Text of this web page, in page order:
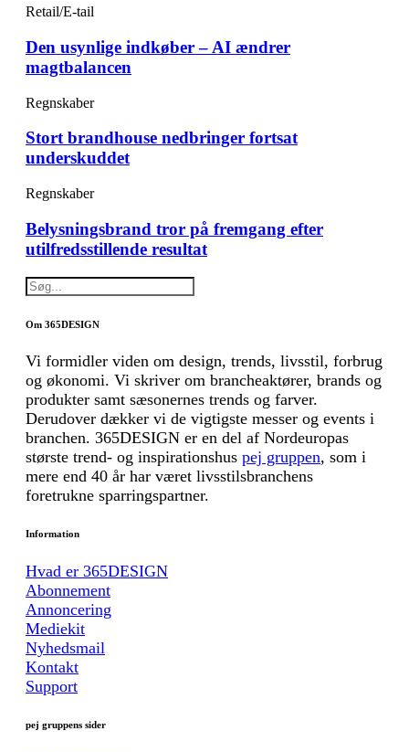
Retail/E-tail
Den usynlige indkøber – AI ændrer
magtbalancen
Regnskaber
Stort brandhouse nedbringer fortsat
underskuddet
Regnskaber
Belysningsbrand tror på fremgang efter
utilfredsstillende resultat
Om 365DESIGN
Vi formidler viden om design, trends, livsstil, forbrug
og økonomi. Vi skriver om brancheaktører, brands og
produkter samt sæsonernes trends og farver.
Derudover dækker vi de vigtigste messer og events i
branchen. 365DESIGN er en del af Nordeuropas
største trend- og inspirationshus pej gruppen, som i
mere end 40 år har været livsstilsbranchens
foretrukne sparringspartner.
Information
Hvad er 365DESIGN
Abonnement
Annoncering
Mediekit
Nyhedsmail
Kontakt
Support
pej gruppens sider